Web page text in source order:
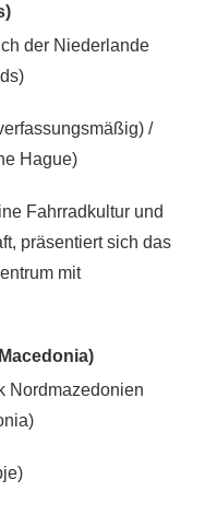
der Niederlande
/
Hague)
Fahrradkultur und
präsentiert sich das
mit
Nordmazedonien